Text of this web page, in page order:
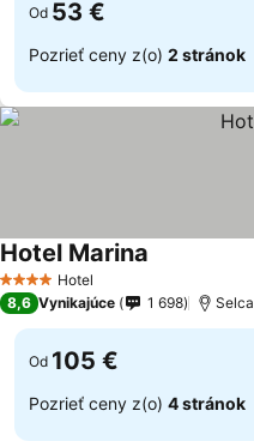
Od 53 €
Pozrieť ceny z(o) 2 stránok
4 Počet hviezdičiek
Hotel
Hotel Marina
8,6 Vynikajúce 1 698 Selca
Od 105 €
Pozrieť ceny z(o) 4 stránok